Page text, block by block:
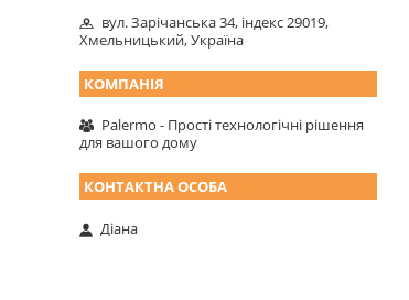
вул. Зарічанська 34, індекс 29019,
Хмельницький, Україна
Palermo - Прості технологічні рішення
для вашого дому
Діана